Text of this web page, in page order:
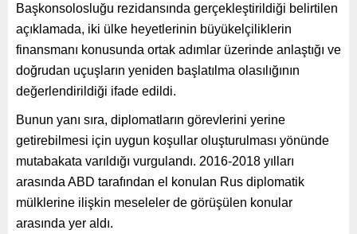
Başkonsolosluğu rezidansında gerçekleştirildiği belirtilen
açıklamada, iki ülke heyetlerinin büyükelçiliklerin
finansmanı konusunda ortak adımlar üzerinde anlaştığı ve
doğrudan uçuşların yeniden başlatılma olasılığının
değerlendirildiği ifade edildi.
Bunun yanı sıra, diplomatların görevlerini yerine
getirebilmesi için uygun koşullar oluşturulması yönünde
mutabakata varıldığı vurgulandı. 2016-2018 yılları
arasında ABD tarafından el konulan Rus diplomatik
mülklerine ilişkin meseleler de görüşülen konular
arasında yer aldı.